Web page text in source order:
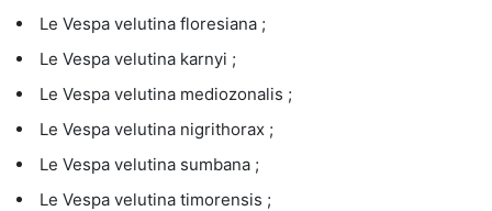
Le Vespa velutina floresiana ;
Le Vespa velutina karnyi ;
Le Vespa velutina mediozonalis ;
Le Vespa velutina nigrithorax ;
Le Vespa velutina sumbana ;
Le Vespa velutina timorensis ;